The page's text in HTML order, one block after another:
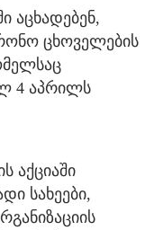
აცხადებენ,
ცხოველების
4 აპრილს
აქციაში
სახეები,